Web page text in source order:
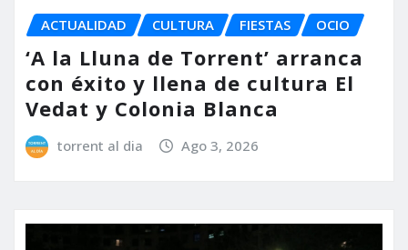
ACTUALIDAD CULTURA FIESTAS OCIO
‘A la Lluna de Torrent’ arranca
con éxito y llena de cultura El
Vedat y Colonia Blanca
torrent al dia Ago 3, 2026